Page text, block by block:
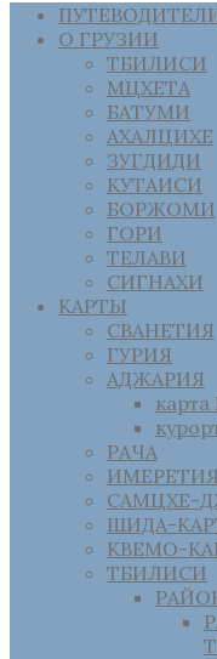
О ГРУЗИИ
ТБИЛИСИ
МЦХЕТА
БАТУМИ
АХАЛЦИХЕ
ЗУГДИДИ
КУТАИСИ
БОРЖОМИ
ГОРИ
ТЕЛАВИ
СИГНАХИ
КАРТЫ
СВАНЕТИЯ
ГУРИЯ
АДЖАРИЯ
карта
РАЧА
ИМЕРЕТИЯ
САМЦХЕ-
ШИДА-
КВЕМО-
ТБИЛИСИ